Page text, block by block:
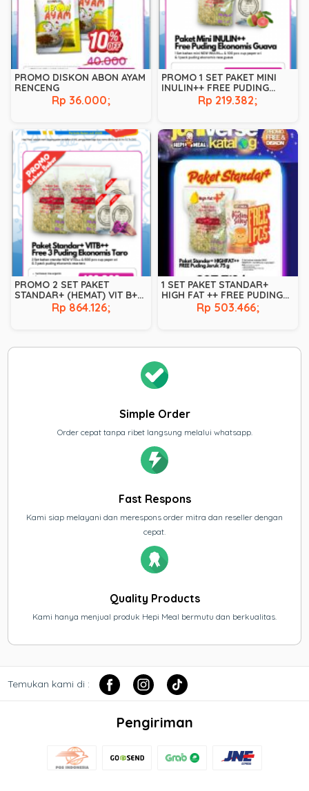
PROMO DISKON ABON AYAM
RENCENG
Rp 36.000;
PROMO 1 SET PAKET MINI
INULIN++ FREE PUDING
EKONOMIS GUAVA JULI
Rp 219.382;
PROMO 2 SET PAKET
STANDAR+ (HEMAT) VIT B++
FREE PUDING EKONOMIS
TARO JULI 2026
Rp 864.126;
1 SET PAKET STANDAR+
HIGH FAT ++ FREE PUDING
JERUK 75 GR JUNI 2026
Rp 503.466;
Simple Order
Order cepat tanpa ribet langsung melalui whatsapp.
Fast Respons
Kami siap melayani dan merespons order mitra dan reseller dengan
cepat.
Quality Products
Kami hanya menjual produk Hepi Meal bermutu dan berkualitas.
Temukan kami di :
Pengiriman